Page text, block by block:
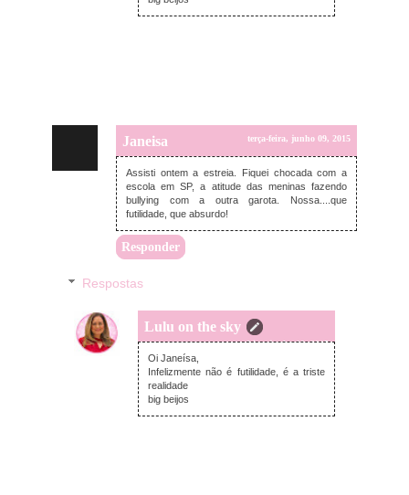
Janeisa terça-feira, junho 09, 2015
Assisti ontem a estreia. Fiquei chocada com a
escola em SP, a atitude das meninas fazendo
bullying com a outra garota. Nossa....que
futilidade, que absurdo!
Responder
Respostas
Lulu on the sky
quarta-feira, junho 10, 2015
Oi Janeísa,
Infelizmente não é futilidade, é a triste
realidade
big beijos